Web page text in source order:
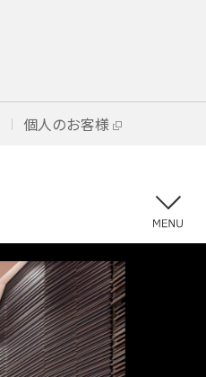
個人のお客様